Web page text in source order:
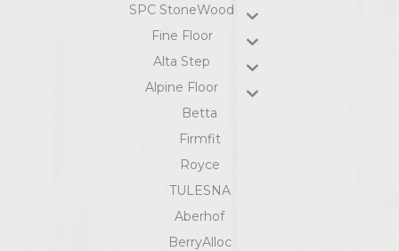
SPC StoneWood
Fine Floor
Alta Step
Alpine Floor
Betta
Firmfit
Royce
TULESNA
Aberhof
BerryAlloc